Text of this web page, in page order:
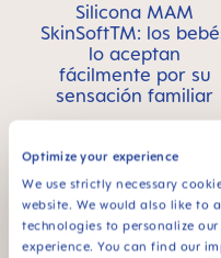
Optimize your experience
We use strictly necessary
website. We would also like to
technologies to personalize
experience. You can find our
Silicona MAM
SkinSoftTM: los
lo aceptan
fácilmente por su
sensación familiar
Vídeos de